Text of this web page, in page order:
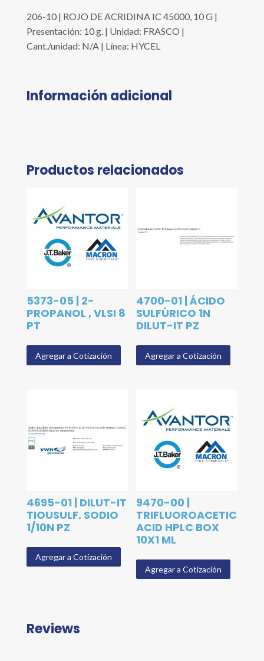
206-10 | ROJO DE ACRIDINA IC 45000, 10 G |
Presentación: 10 g. | Unidad: FRASCO |
Cant./unidad: N/A | Línea: HYCEL
Información adicional
Productos relacionados
5373-05 | 2-
PROPANOL , VLSI 8
PT
Agregar a Cotización
4700-01 | ÁCIDO
SULFÚRICO 1N
DILUT-IT PZ
Agregar a Cotización
4695-01 | DILUT-IT
TIOUSULF. SODIO
1/10N PZ
Agregar a Cotización
9470-00 |
TRIFLUOROACETIC
ACID HPLC BOX
10X1 ML
Agregar a Cotización
Reviews